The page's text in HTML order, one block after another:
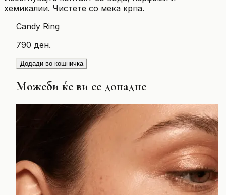
хемикалии. Чистете со мека крпа.
Candy Ring
790 ден.
Додади во кошничка
Можеби ќе ви се допадне